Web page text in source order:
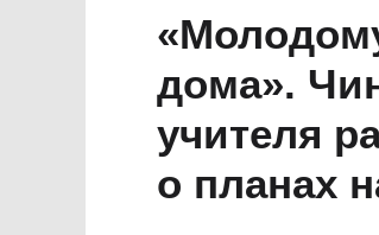
дома».
учителя
о планах